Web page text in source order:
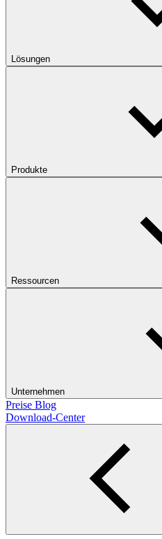
Lösungen
Produkte
Ressourcen
Unternehmen
Preise Blog
Download-Center